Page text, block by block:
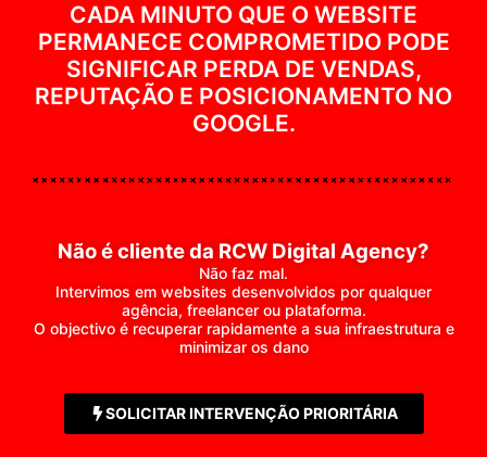
CADA MINUTO QUE O WEBSITE
PERMANECE COMPROMETIDO PODE
SIGNIFICAR PERDA DE VENDAS,
REPUTAÇÃO E POSICIONAMENTO NO
GOOGLE.
Não é cliente da RCW Digital Agency?
Não faz mal.
Intervimos em websites desenvolvidos por qualquer
agência, freelancer ou plataforma.
O objectivo é recuperar rapidamente a sua infraestrutura e
minimizar os dano
SOLICITAR INTERVENÇÃO PRIORITÁRIA